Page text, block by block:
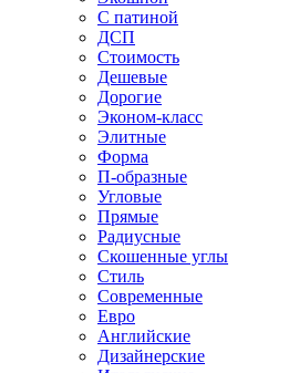
С патиной
ДСП
Стоимость
Дешевые
Дорогие
Эконом-класс
Элитные
Форма
П-образные
Угловые
Прямые
Радиусные
Скошенные углы
Стиль
Современные
Евро
Английские
Дизайнерские